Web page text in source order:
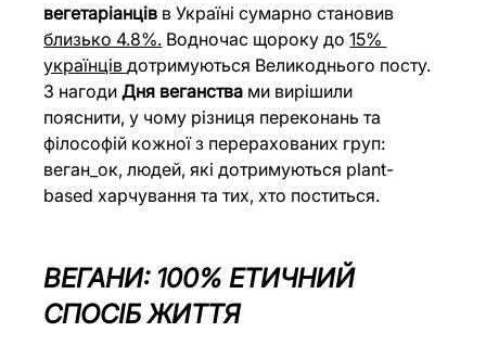
вегетаріанців в Україні сумарно становив
близько 4.8%. Водночас щороку до 15%
українців дотримуються Великоднього посту.
З нагоди Дня веганства ми вирішили
пояснити, у чому різниця переконань та
філософій кожної з перерахованих груп:
веган_ок, людей, які дотримуються plant-
based харчування та тих, хто поститься.
ВЕГАНИ: 100% ЕТИЧНИЙ
СПОСІБ ЖИТТЯ